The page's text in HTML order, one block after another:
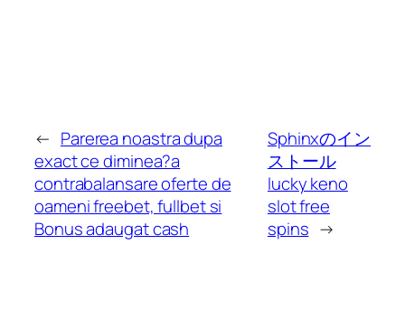
← Parerea noastra dupa
exact ce diminea?a
contrabalansare oferte de
oameni freebet, fullbet si
Bonus adaugat cash
Sphinxのイン
ストール
lucky keno
slot free
spins →